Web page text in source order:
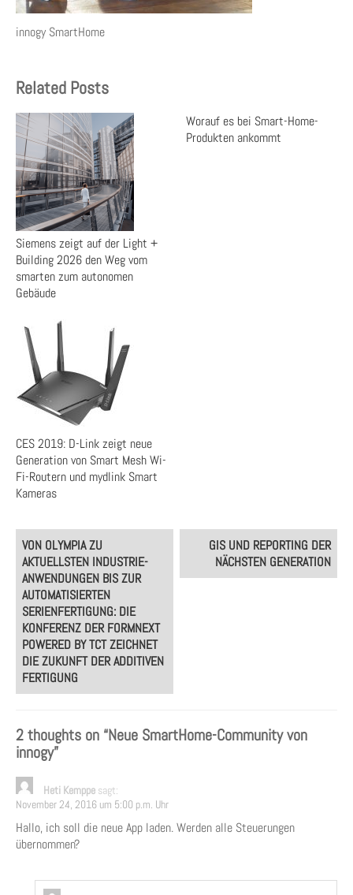
innogy SmartHome
Related Posts
Siemens zeigt auf der Light +
Building 2026 den Weg vom
smarten zum autonomen
Gebäude
Worauf es bei Smart-Home-
Produkten ankommt
CES 2019: D-Link zeigt neue
Generation von Smart Mesh Wi-
Fi-Routern und mydlink Smart
Kameras
Post
navigation
VON OLYMPIA ZU
AKTUELLSTEN INDUSTRIE-
ANWENDUNGEN BIS ZUR
AUTOMATISIERTEN
SERIENFERTIGUNG: DIE
KONFERENZ DER FORMNEXT
POWERED BY TCT ZEICHNET
DIE ZUKUNFT DER ADDITIVEN
FERTIGUNG
GIS UND REPORTING DER
NÄCHSTEN GENERATION
2 thoughts on “Neue SmartHome-Community von
innogy”
Heti Kemppe sagt:
November 24, 2016 um 5:00 p.m. Uhr
Hallo, ich soll die neue App laden. Werden alle Steuerungen
übernommen?